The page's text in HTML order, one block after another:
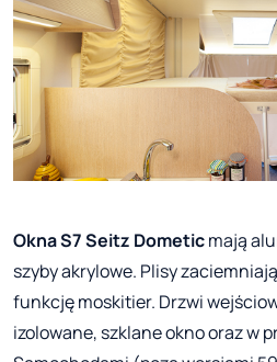
Okna S7 Seitz Dometicmają
szyby akrylowe. Plisy
funkcję moskitier. Drzwi
izolowane, szklane okno oraz w